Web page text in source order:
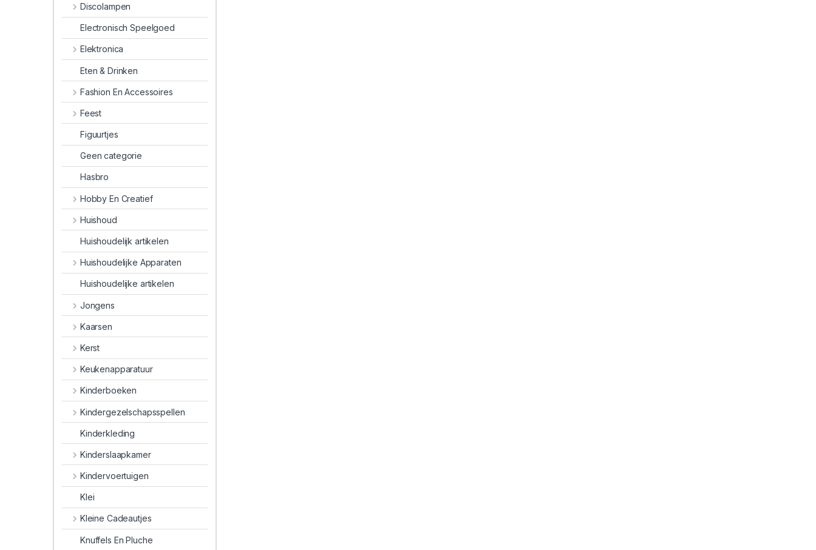
Discolampen
Electronisch Speelgoed
Elektronica
Eten & Drinken
Fashion En Accessoires
Feest
Figuurtjes
Geen categorie
Hasbro
Hobby En Creatief
Huishoud
Huishoudelijk artikelen
Huishoudelijke Apparaten
Huishoudelijke artikelen
Jongens
Kaarsen
Kerst
Keukenapparatuur
Kinderboeken
Kindergezelschapsspellen
Kinderkleding
Kinderslaapkamer
Kindervoertuigen
Klei
Kleine Cadeautjes
Knuffels En Pluche